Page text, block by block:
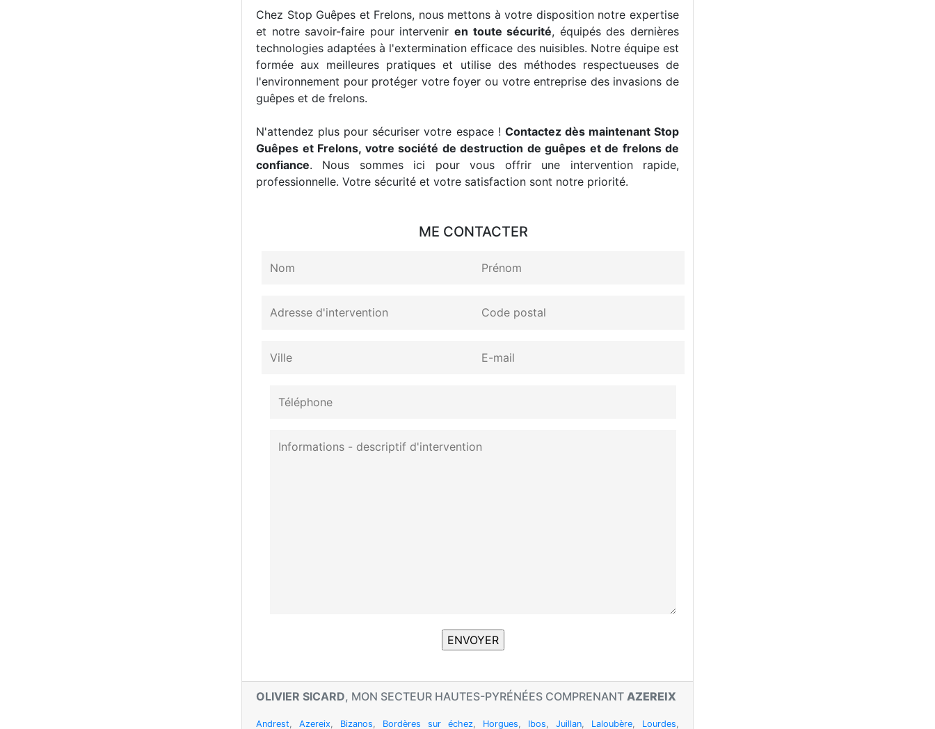
Chez Stop Guêpes et Frelons, nous mettons à votre disposition notre expertise
et notre savoir-faire pour intervenir en toute sécurité, équipés des dernières
technologies adaptées à l'extermination efficace des nuisibles. Notre équipe est
formée aux meilleures pratiques et utilise des méthodes respectueuses de
l'environnement pour protéger votre foyer ou votre entreprise des invasions de
guêpes et de frelons.
N'attendez plus pour sécuriser votre espace ! Contactez dès maintenant Stop
Guêpes et Frelons, votre société de destruction de guêpes et de frelons de
confiance. Nous sommes ici pour vous offrir une intervention rapide,
professionnelle. Votre sécurité et votre satisfaction sont notre priorité.
ME CONTACTER
OLIVIER SICARD, MON SECTEUR HAUTES-PYRÉNÉES COMPRENANT AZEREIX
Andrest Azereix Bizanos Bordères sur échez Horgues Ibos Juillan Laloubère Lourdes